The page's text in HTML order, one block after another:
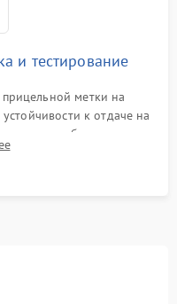
и тестирование
метки на
к отдаче на
изображения в
корректной работы всех